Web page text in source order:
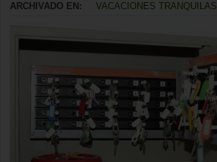
ARCHIVADO EN:
VACACIONES TRANQUILAS